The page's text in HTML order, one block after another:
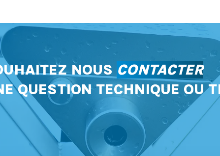
NOUS CONTACTER
QUESTION TECHNIQUE OU